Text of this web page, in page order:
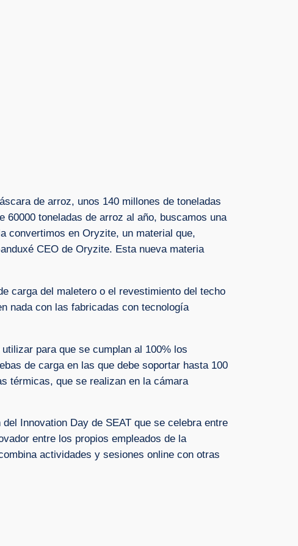
de arroz, unos 140 millones de toneladas
60000 toneladas de arroz al año, buscamos una
convertimos en Oryzite, un material que,
CEO de Oryzite. Esta nueva materia
carga del maletero o el revestimiento del techo
nada con las fabricadas con tecnología
para que se cumplan al 100% los
de carga en las que debe soportar hasta 100
térmicas, que se realizan en la cámara
Innovation Day de SEAT que se celebra entre
entre los propios empleados de la
actividades y sesiones online con otras